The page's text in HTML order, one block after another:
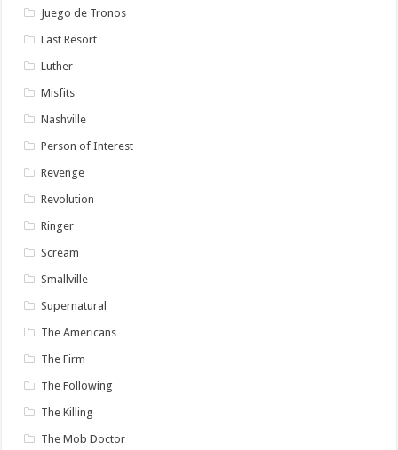
Juego de Tronos
Last Resort
Luther
Misfits
Nashville
Person of Interest
Revenge
Revolution
Ringer
Scream
Smallville
Supernatural
The Americans
The Firm
The Following
The Killing
The Mob Doctor